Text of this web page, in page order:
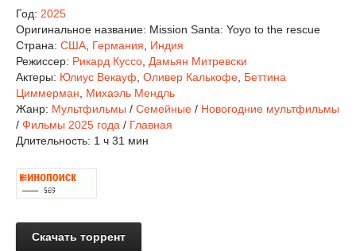
Год: 2025
Оригинальное название: Mission Santa: Yoyo to the rescue
Страна: США Германия
Индия
Режиссер: Рикард Куссо Дамьян Митревски
Актеры: Юлиус Векауф Оливер Калькофе Беттина
Циммерман
Михаэль Мендль
Жанр: Мультфильмы / Семейные / Новогодние мультфильмы
/ Фильмы 2025 года / Главная
Длительность: 1 ч 31 мин
Скачать торрент